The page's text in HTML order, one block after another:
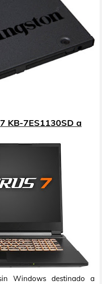
KB-7ES1130SD a
Windows destinado a